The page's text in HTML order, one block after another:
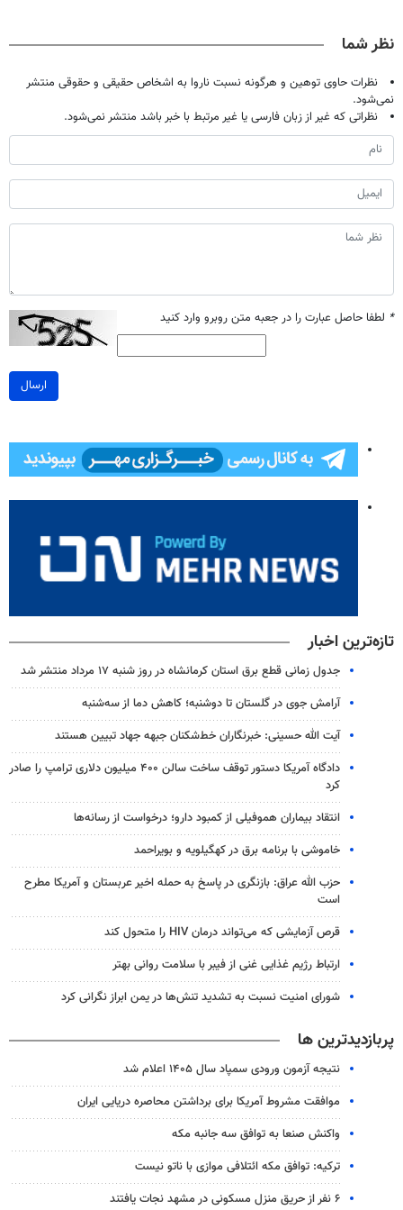
نظر شما
نظرات حاوی توهین و هرگونه نسبت ناروا به اشخاص حقیقی و حقوقی منتشر
نمی‌شود.
نظراتی که غیر از زبان فارسی یا غیر مرتبط با خبر باشد منتشر نمی‌شود.
* لطفا حاصل عبارت را در جعبه متن روبرو وارد کنید
ارسال
تازه‌ترین اخبار
جدول زمانی قطع برق استان کرمانشاه در روز شنبه ۱۷ مرداد منتشر شد
آرامش جوی در گلستان تا دوشنبه؛ کاهش دما از سه‌شنبه
آیت الله حسینی: خبرنگاران خط‌شکنان جبهه جهاد تبیین هستند
دادگاه آمریکا دستور توقف ساخت سالن ۴۰۰ میلیون دلاری ترامپ را صادر
کرد
انتقاد بیماران هموفیلی از کمبود دارو؛ درخواست از رسانه‌ها
خاموشی با برنامه برق در کهگیلویه و بویراحمد
حزب الله عراق: بازنگری در پاسخ به حمله اخیر عربستان و آمریکا مطرح
است
قرص آزمایشی که می‌تواند درمان HIV را متحول کند
ارتباط رژیم غذایی غنی از فیبر با سلامت روانی بهتر
شورای امنیت نسبت به تشدید تنش‌ها در یمن ابراز نگرانی کرد
پربازدیدترین ها
نتیجه آزمون ورودی سمپاد سال ۱۴۰۵ اعلام شد
موافقت مشروط آمریکا برای برداشتن محاصره دریایی ایران
واکنش صنعا به توافق سه جانبه مکه
ترکیه: توافق مکه ائتلافی موازی با ناتو نیست
۶ نفر از حریق منزل مسکونی در مشهد نجات یافتند